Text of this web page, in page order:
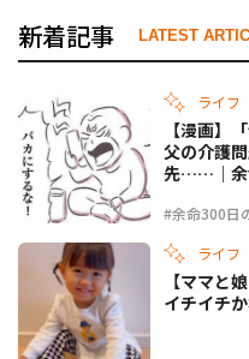
新着記事 LATEST
ライフ
#余命300日
【漫画】
父の介護
先……｜余
ライフ
【ママと
イチイチ